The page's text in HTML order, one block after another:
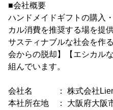
■会社概要
ハンドメイドギフトの購入
カル消費を推奨する場を提
サスティナブルな社会を作
会からの脱却】【エシカル
組んでいます。
会社名 ： 株式会社
本社所在地 ： 大阪府大阪